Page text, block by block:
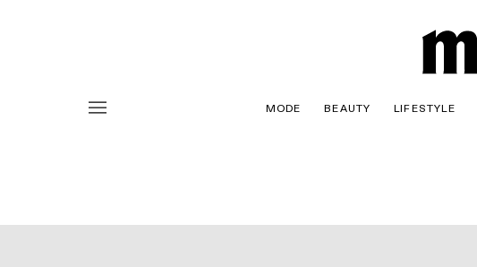
MODE BEAUTY LIFESTYLE